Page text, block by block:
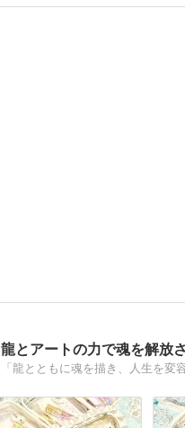
龍とアートの力で魂を解放
「龍とともに魂を描き、人生を